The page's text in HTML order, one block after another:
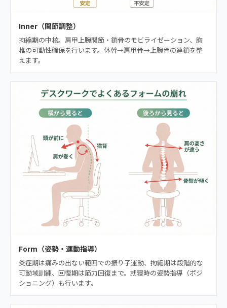
Inner（関節調整）
拘縮期の中核。肩甲上腕関節・鎖骨のモビライゼーション、胸
椎の可動性確保を行います。体幹→肩甲骨→上腕骨の連鎖を整
えます。
Form（姿勢・運動指導）
炎症期は痛みの出ない範囲での振り子運動、拘縮期は段階的な
可動域訓練、回復期は筋力回復まで。就寝時の姿勢指導（ポジ
ショニング）も行います。